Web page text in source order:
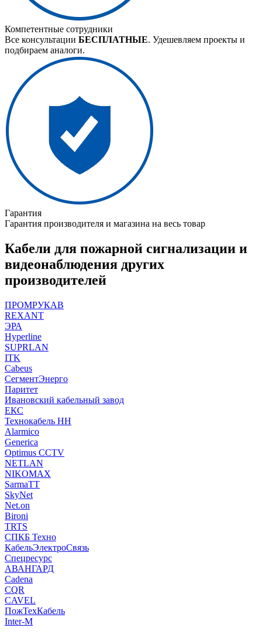
Компетентные сотрудники
Все консультации БЕСПЛАТНЫЕ. Удешевляем проекты и
подбираем аналоги.
Гарантия
Гарантия производителя и магазина на весь товар
Кабели для пожарной сигнализации и
видеонаблюдения других
производителей
ПРОМРУКАВ
REXANT
ЭРА
Hyperline
SUPRLAN
ITK
Cabeus
СегментЭнерго
Паритет
Ивановский кабельный завод
ЕКС
Технокабель НН
Alarmico
Generica
Optimus CCTV
NETLAN
NIKOMAX
SarmaTT
SkyNet
Net.on
Bironi
TRTS
СПКБ Техно
КабельЭлектроСвязь
Спецресурс
АВАНГАРД
Cadena
CQR
CAVEL
ПожТехКабель
Inter-M